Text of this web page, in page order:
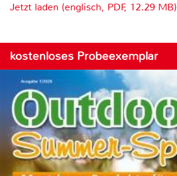
Jetzt laden (englisch, PDF, 12.29 MB)
kostenloses Probeexemplar